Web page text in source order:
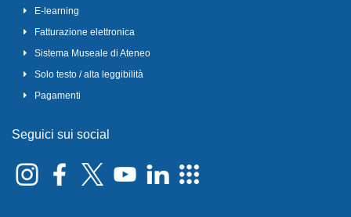
E-learning
Fatturazione elettronica
Sistema Museale di Ateneo
Solo testo / alta leggibilità
Pagamenti
Seguici sui social